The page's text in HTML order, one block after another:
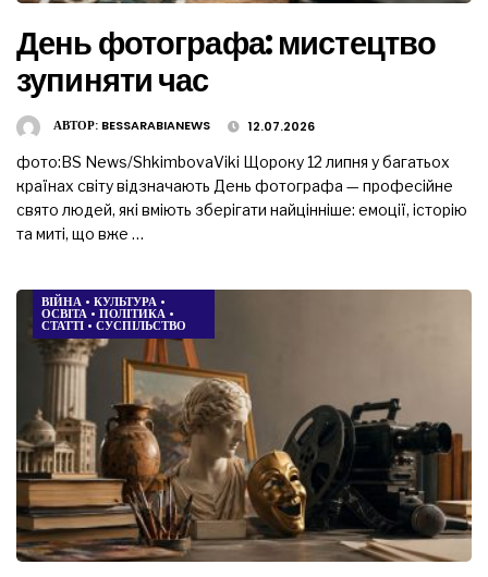
День фотографа: мистецтво
зупиняти час
АВТОР: BESSARABIANEWS 12.07.2026
фото:BS News/ShkimbovaViki Щороку 12 липня у багатьох
країнах світу відзначають День фотографа — професійне
свято людей, які вміють зберігати найцінніше: емоції, історію
та миті, що вже …
ВІЙНА • КУЛЬТУРА •
ОСВІТА • ПОЛІТИКА •
СТАТТІ • СУСПІЛЬСТВО